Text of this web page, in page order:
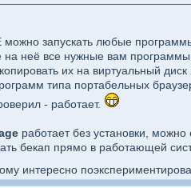
можно запускать любые
на неё все нужные вам
их на виртуальный
типа портабельных
- работает.
работает без установки,
бекап прямо в работающей
интересно